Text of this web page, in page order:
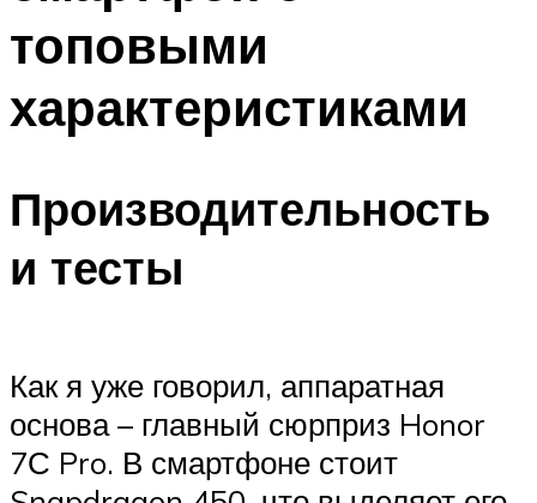
топовыми
характеристиками
Производительность
и тесты
Как я уже говорил, аппаратная
основа – главный сюрприз Honor
7С Pro. В смартфоне стоит